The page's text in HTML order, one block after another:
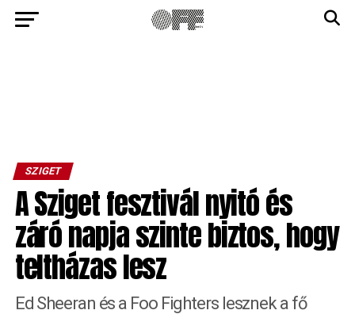
SZIGET
A Sziget fesztivál nyitó és
záró napja szinte biztos, hogy
teltházas lesz
Ed Sheeran és a Foo Fighters lesznek a fő